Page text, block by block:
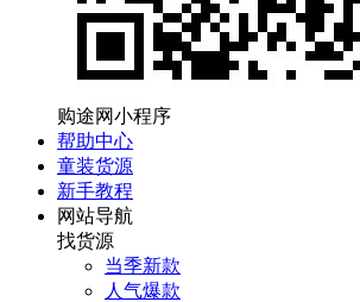
购途网小程序
帮助中心
童装货源
新手教程
网站导航
找货源
当季新款
人气爆款